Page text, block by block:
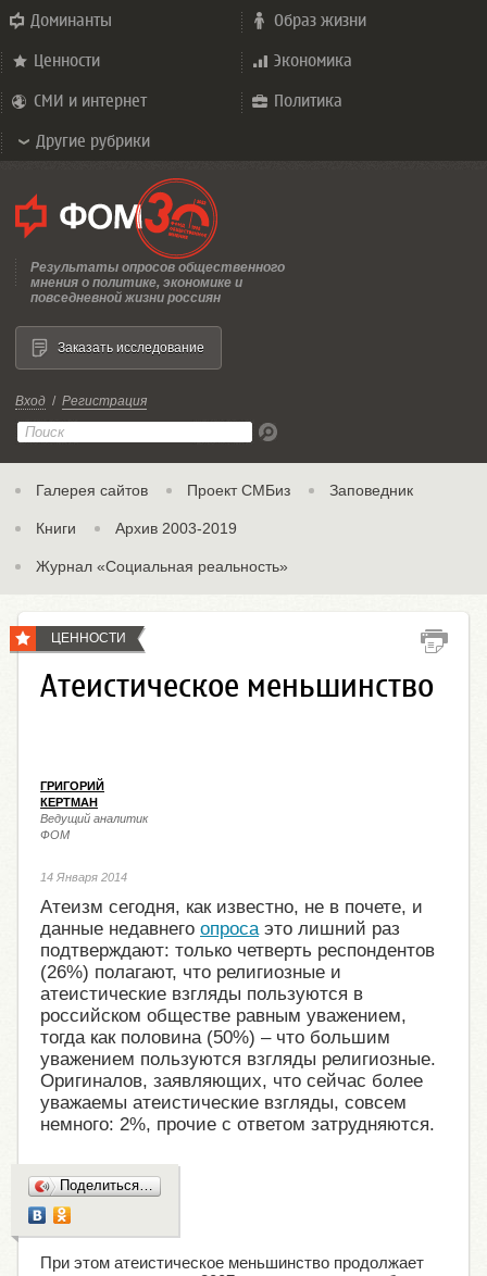
Доминанты Образ жизни
Ценности Экономика
СМИ и интернет Политика
Другие рубрики
Результаты опросов общественного
мнения о политике, экономике и
повседневной жизни россиян
Вход / Регистрация
Галерея сайтов Проект СМБиз Заповедник
Книги Архив 2003-2019
Журнал «Социальная реальность»
Заказать исследование
ЦЕННОСТИ
Атеистическое меньшинство
ГРИГОРИЙ
КЕРТМАН
Ведущий аналитик
ФОМ
14 Января 2014
Атеизм сегодня, как известно, не в почете, и
данные недавнего опросаэто лишний раз
подтверждают: только четверть респондентов
(26%) полагают, что религиозные и
атеистические взгляды пользуются в
российском обществе равным уважением,
тогда как половина (50%) – что большим
уважением пользуются взгляды религиозные.
Оригиналов, заявляющих, что сейчас более
уважаемы атеистические взгляды, совсем
немного: 2%, прочие с ответом затрудняются.
При этом атеистическое меньшинство продолжает
Поделиться…